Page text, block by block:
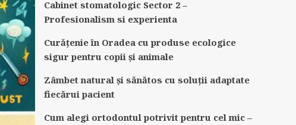
Cabinet stomatologic Sector 2 –
Profesionalism si experienta
Curățenie în Oradea cu produse ecologice
sigur pentru copii și animale
Zâmbet natural și sănătos cu soluții adaptate
fiecărui pacient
Cum alegi ortodontul potrivit pentru cel mic –